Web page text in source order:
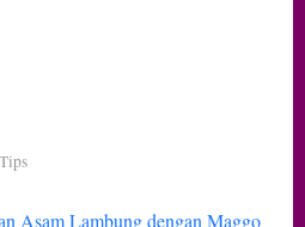
Tips
Asam Lambung dengan Maggo